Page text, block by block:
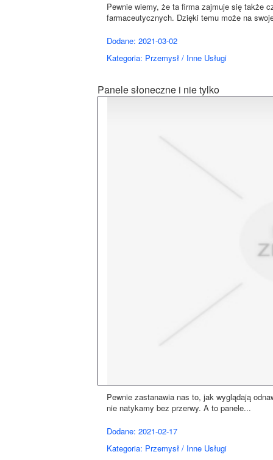
Pewnie wiemy, że ta firma zajmuje się także
farmaceutycznych. Dzięki temu może na
Dodane: 2021-03-02
Kategoria: Przemysł / Inne Usługi
Panele słoneczne i nie tylko
Pewnie zastanawia nas to, jak wyglądają
nie natykamy bez przerwy. A to panele...
Dodane: 2021-02-17
Kategoria: Przemysł / Inne Usługi